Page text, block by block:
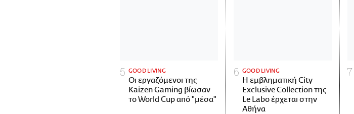
GOOD LIVING
Οι εργαζόμενοι της
Kaizen Gaming βίωσαν
το World Cup από "μέσα"
GOOD LIVING
Η εμβληματική City
Exclusive Collection της
Le Labo έρχεται στην
Αθήνα